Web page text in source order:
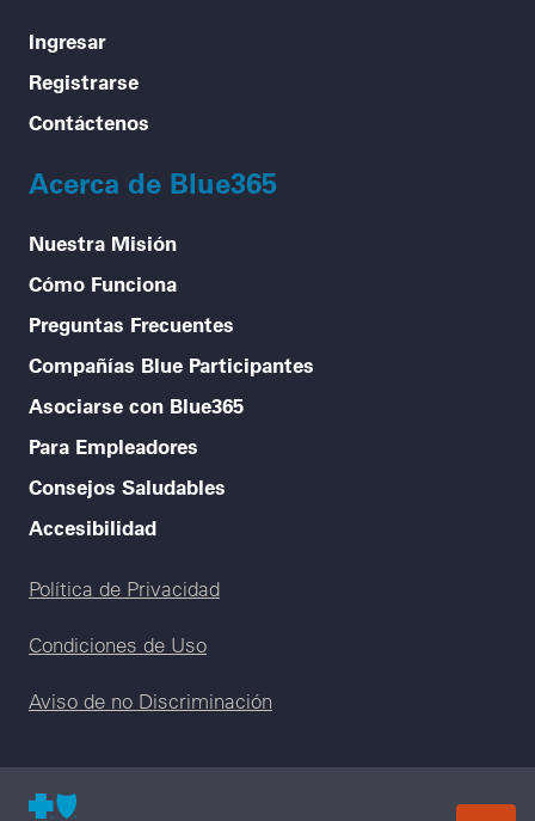
Ingresar
Registrarse
Contáctenos
Acerca de Blue365
Nuestra Misión
Cómo Funciona
Preguntas Frecuentes
Compañías Blue Participantes
Asociarse con Blue365
Para Empleadores
Consejos Saludables
Accesibilidad
Legal menu
Política de Privacidad
Condiciones de Uso
Aviso de no Discriminación